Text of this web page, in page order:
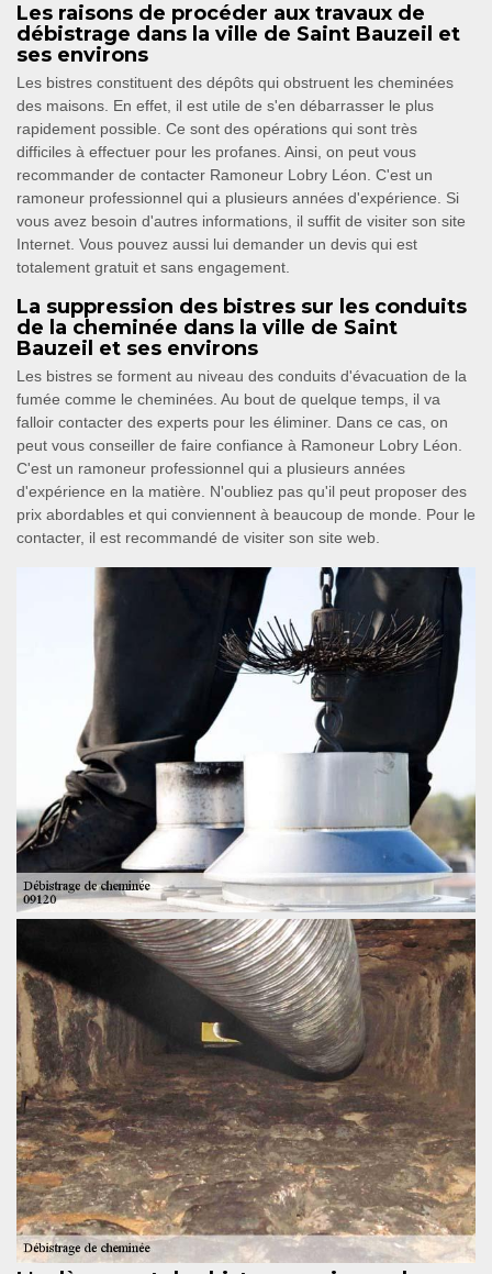
Les raisons de procéder aux travaux de
débistrage dans la ville de Saint Bauzeil et
ses environs
Les bistres constituent des dépôts qui obstruent les cheminées
des maisons. En effet, il est utile de s'en débarrasser le plus
rapidement possible. Ce sont des opérations qui sont très
difficiles à effectuer pour les profanes. Ainsi, on peut vous
recommander de contacter Ramoneur Lobry Léon. C'est un
ramoneur professionnel qui a plusieurs années d'expérience. Si
vous avez besoin d'autres informations, il suffit de visiter son site
Internet. Vous pouvez aussi lui demander un devis qui est
totalement gratuit et sans engagement.
La suppression des bistres sur les conduits
de la cheminée dans la ville de Saint
Bauzeil et ses environs
Les bistres se forment au niveau des conduits d'évacuation de la
fumée comme le cheminées. Au bout de quelque temps, il va
falloir contacter des experts pour les éliminer. Dans ce cas, on
peut vous conseiller de faire confiance à Ramoneur Lobry Léon.
C'est un ramoneur professionnel qui a plusieurs années
d'expérience en la matière. N'oubliez pas qu'il peut proposer des
prix abordables et qui conviennent à beaucoup de monde. Pour le
contacter, il est recommandé de visiter son site web.